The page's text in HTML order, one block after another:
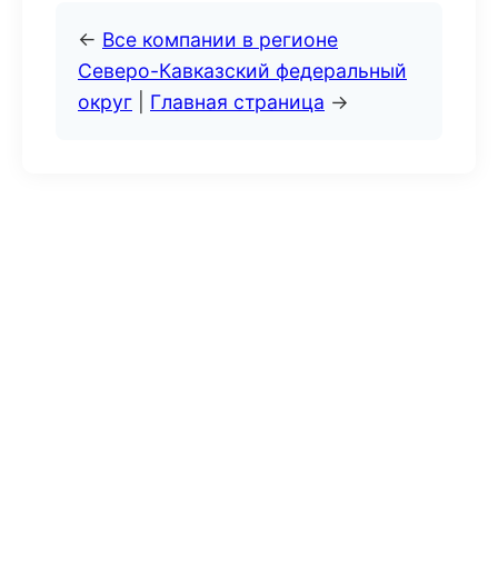
← Все компании в регионе
Северо-Кавказский федеральный
округ
Главная страница →